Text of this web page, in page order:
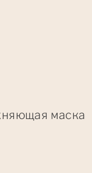
маска